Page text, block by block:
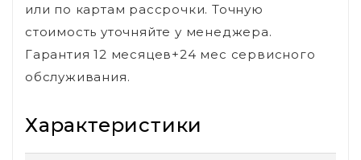
или по картам рассрочки. Точную
стоимость уточняйте у менеджера.
Гарантия 12 месяцев+24 мес сервисного
обслуживания.
Характеристики